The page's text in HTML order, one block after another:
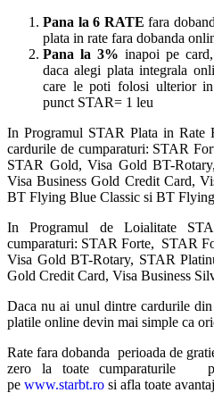
Pana la 6 RATE fara
plata in rate fara dobanda
Pana la 3% inapoi pe
daca alegi plata integrala
care le poti folosi ulterior
punct STAR= 1 leu
In Programul STAR Plata in Rate
cardurile de cumparaturi: STAR
STAR Gold, Visa Gold BT-
Visa Business Gold Credit Card,
BT Flying Blue Classic si BT
In Programul de Loialitate
cumparaturi: STAR Forte, STAR
Visa Gold BT-Rotary, STAR
Gold Credit Card, Visa Business
Daca nu ai unul dintre cardurile
platile online devin mai simple ca
Rate fara dobanda perioada de
zero la toate cumparaturile
pe www.starbt.ro si afla toate